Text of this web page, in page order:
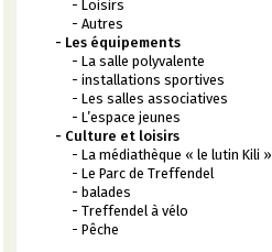
- Loisirs
- Autres
- Les équipements
- La salle polyvalente
- installations sportives
- Les salles associatives
- L’espace jeunes
- Culture et loisirs
- La médiathèque « le lutin Kili »
- Le Parc de Treffendel
- balades
- Treffendel à vélo
- Pêche